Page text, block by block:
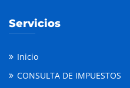
Servicios
Inicio
CONSULTA DE IMPUESTOS